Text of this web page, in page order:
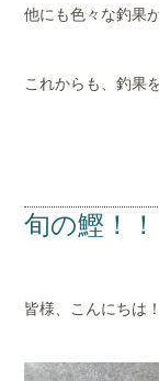
他にも色々な釣果
これからも、釣果
旬の鰹！！
皆様、こんにちは！